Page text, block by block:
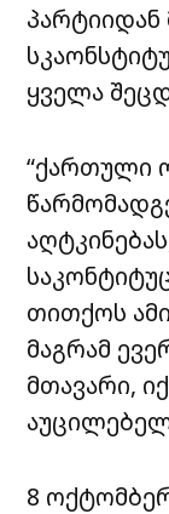
ყველა
“ქართული
თითქოს
მაგრამ
მთავარი,
8